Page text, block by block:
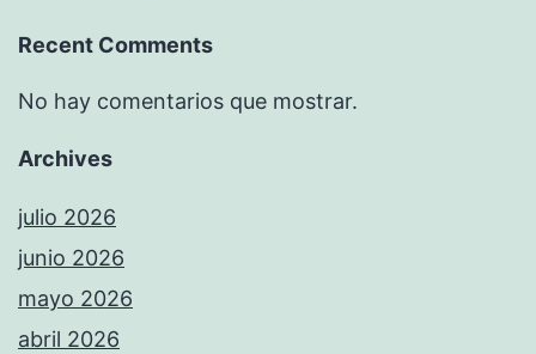
Recent Comments
No hay comentarios que mostrar.
Archives
julio 2026
junio 2026
mayo 2026
abril 2026